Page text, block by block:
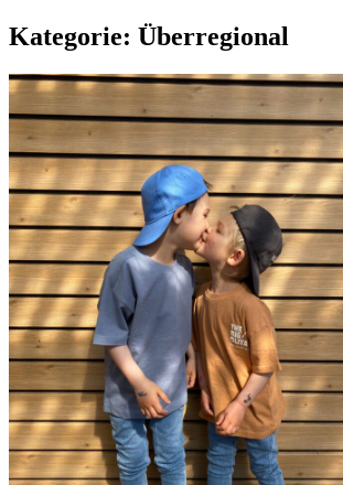
Kategorie: Überregional